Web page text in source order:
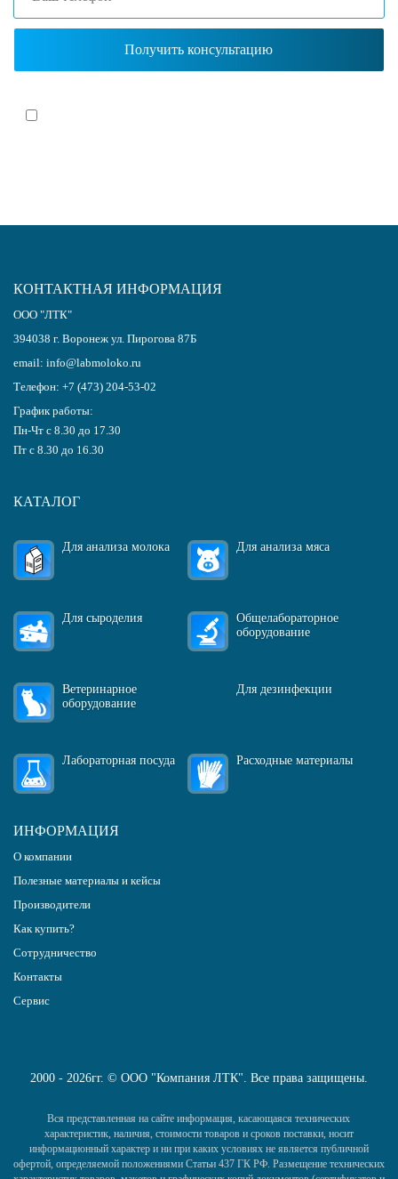
КОНТАКТНАЯ ИНФОРМАЦИЯ
ООО "ЛТК"
394038 г. Воронеж ул. Пирогова 87Б
email: info@labmoloko.ru
Телефон: +7 (473) 204-53-02
График работы:
Пн-Чт с 8.30 до 17.30
Пт с 8.30 до 16.30
КАТАЛОГ
Для анализа молока Для анализа мяса
Для сыроделия
Общелабораторное
оборудование
Ветеринарное
оборудование
Для дезинфекции
Лабораторная посуда Расходные материалы
ИНФОРМАЦИЯ
О компании
Полезные материалы и кейсы
Производители
Как купить?
Сотрудничество
Контакты
Сервис
2000 - 2026гг. © ООО "Компания ЛТК". Все права защищены.
Вся представленная на сайте информация, касающаяся технических
характеристик, наличия, стоимости товаров и сроков поставки, носит
информационный характер и ни при каких условиях не является публичной
офертой, определяемой положениями Статьи 437 ГК РФ. Размещение технических